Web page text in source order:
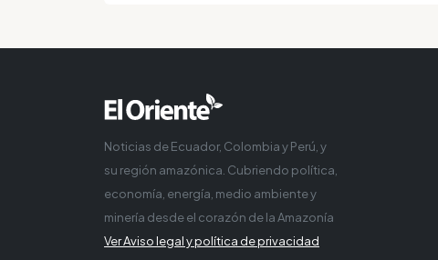
Noticias de Ecuador, Colombia y Perú, y
su región amazónica. Cubriendo política,
economía, energía, medio ambiente y
minería desde el corazón de la Amazonía
Ver Aviso legal y política de privacidad